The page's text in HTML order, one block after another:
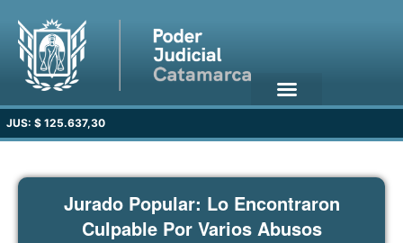
JUS: $ 125.637,30
Jurado Popular: Lo Encontraron
Culpable Por Varios Abusos